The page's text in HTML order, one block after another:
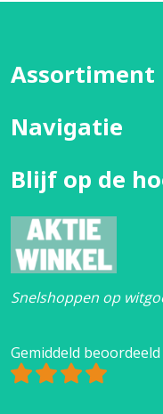
Assortiment
Navigatie
Blijf op de
Snelshoppen op
Gemiddeld